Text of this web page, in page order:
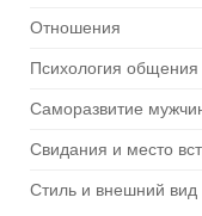
Отношения
Психология общения
Саморазвитие
Свидания и место
Стиль и внешний вид